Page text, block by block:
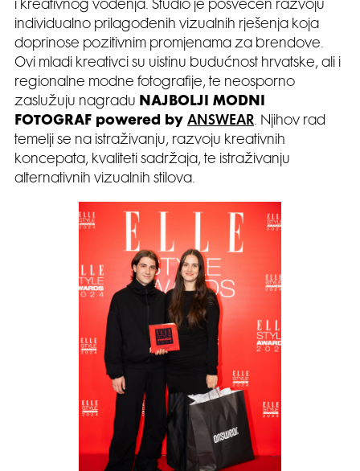
i kreativnog vođenja. Studio je posvećen razvoju
individualno prilagođenih vizualnih rješenja koja
doprinose pozitivnim promjenama za brendove.
Ovi mladi kreativci su uistinu budućnost hrvatske, ali i
regionalne modne fotografije, te neosporno
zaslužuju nagradu NAJBOLJI MODNI
FOTOGRAF powered by ANSWEAR. Njihov rad
temelji se na istraživanju, razvoju kreativnih
koncepata, kvaliteti sadržaja, te istraživanju
alternativnih vizualnih stilova.